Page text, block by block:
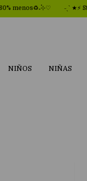
˗ˏˋ ★⚡ Stock
NIÑOS NIÑAS